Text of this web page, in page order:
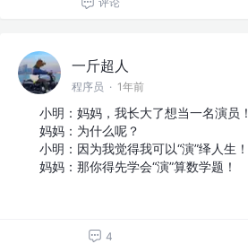
一斤超人
程序员 · 1年前
小明：妈妈，我长大了想当一名演员！
妈妈：为什么呢？
小明：因为我觉得我可以“演”绎人生！
妈妈：那你得先学会“演”算数学题！
4